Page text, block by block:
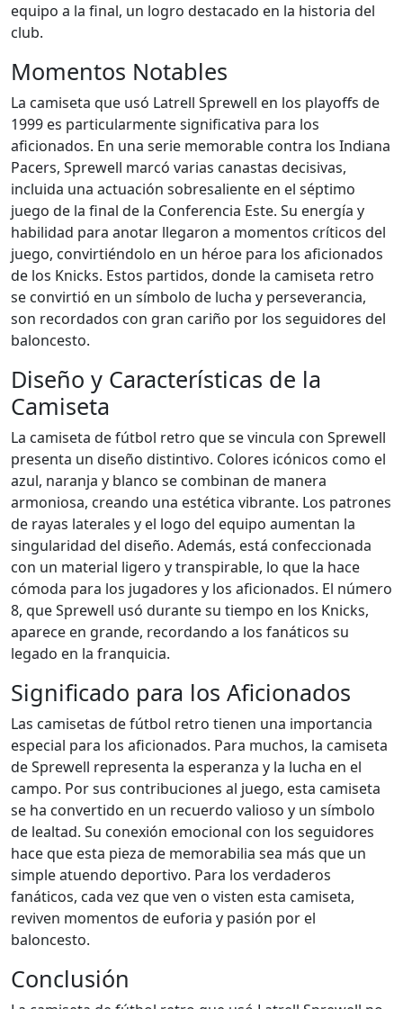
equipo a la final, un logro destacado en la historia del
club.
Momentos Notables
La camiseta que usó Latrell Sprewell en los playoffs de
1999 es particularmente significativa para los
aficionados. En una serie memorable contra los Indiana
Pacers, Sprewell marcó varias canastas decisivas,
incluida una actuación sobresaliente en el séptimo
juego de la final de la Conferencia Este. Su energía y
habilidad para anotar llegaron a momentos críticos del
juego, convirtiéndolo en un héroe para los aficionados
de los Knicks. Estos partidos, donde la camiseta retro
se convirtió en un símbolo de lucha y perseverancia,
son recordados con gran cariño por los seguidores del
baloncesto.
Diseño y Características de la
Camiseta
La camiseta de fútbol retro que se vincula con Sprewell
presenta un diseño distintivo. Colores icónicos como el
azul, naranja y blanco se combinan de manera
armoniosa, creando una estética vibrante. Los patrones
de rayas laterales y el logo del equipo aumentan la
singularidad del diseño. Además, está confeccionada
con un material ligero y transpirable, lo que la hace
cómoda para los jugadores y los aficionados. El número
8, que Sprewell usó durante su tiempo en los Knicks,
aparece en grande, recordando a los fanáticos su
legado en la franquicia.
Significado para los Aficionados
Las camisetas de fútbol retro tienen una importancia
especial para los aficionados. Para muchos, la camiseta
de Sprewell representa la esperanza y la lucha en el
campo. Por sus contribuciones al juego, esta camiseta
se ha convertido en un recuerdo valioso y un símbolo
de lealtad. Su conexión emocional con los seguidores
hace que esta pieza de memorabilia sea más que un
simple atuendo deportivo. Para los verdaderos
fanáticos, cada vez que ven o visten esta camiseta,
reviven momentos de euforia y pasión por el
baloncesto.
Conclusión